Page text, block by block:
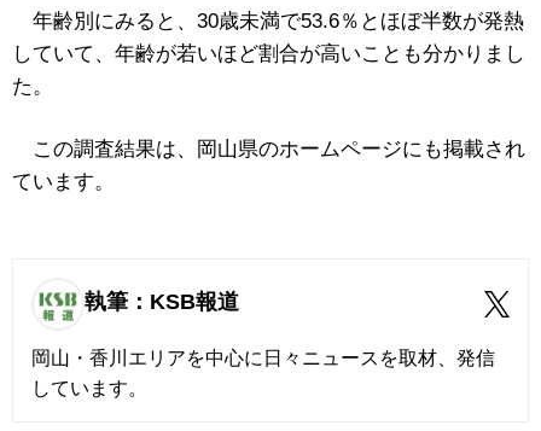
年齢別にみると、30歳未満で53.6％とほぼ半数が発熱
していて、年齢が若いほど割合が高いことも分かりまし
た。
この調査結果は、岡山県のホームページにも掲載され
ています。
執筆：KSB報道
岡山・香川エリアを中心に日々ニュースを取材、発信
しています。